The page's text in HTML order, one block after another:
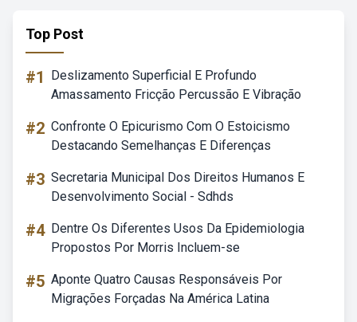
Top Post
#1
Deslizamento Superficial E Profundo
Amassamento Fricção Percussão E Vibração
#2 Confronte O Epicurismo Com O Estoicismo
Destacando Semelhanças E Diferenças
#3 Secretaria Municipal Dos Direitos Humanos E
Desenvolvimento Social - Sdhds
#4 Dentre Os Diferentes Usos Da Epidemiologia
Propostos Por Morris Incluem-se
#5 Aponte Quatro Causas Responsáveis Por
Migrações Forçadas Na América Latina